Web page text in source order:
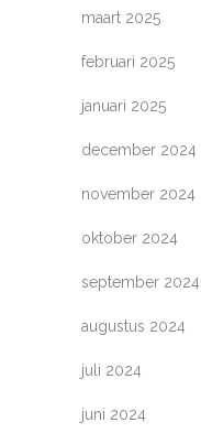
maart 2025
februari 2025
januari 2025
december 2024
november 2024
oktober 2024
september 2024
augustus 2024
juli 2024
juni 2024